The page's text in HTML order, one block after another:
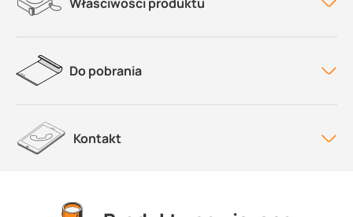
Do pobrania
Kontakt